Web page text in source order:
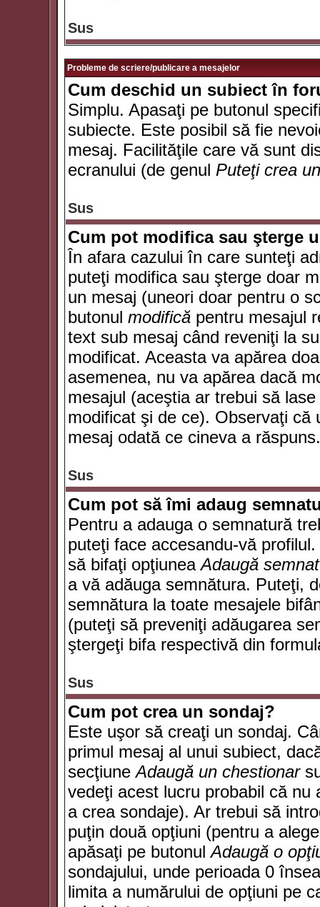
Sus
Probleme de scriere/publicare a mesajelor
Cum deschid un subiect în
Simplu. Apasaţi pe butonul
subiecte. Este posibil să fie
mesaj. Facilităţile care vă sunt
ecranului (de genul Puteţi crea
Sus
Cum pot modifica sau şterge
În afara cazului în care sunteţi
puteţi modifica sau şterge doar
un mesaj (uneori doar pentru o
butonul modifică pentru mesajul
text sub mesaj când reveniţi la
modificat. Aceasta va apărea
asemenea, nu va apărea dacă
mesajul (aceştia ar trebui să
modificat şi de ce). Observaţi că
mesaj odată ce cineva a răspuns.
Sus
Cum pot să îmi adaug
Pentru a adauga o semnatură
puteţi face accesandu-vă
să bifaţi opţiuneaAdaugă
a vă adăuga semnătura. Puteţi,
semnătura la toate mesajele
(puteţi să preveniţi adăugarea
ştergeţi bifa respectivă din
Sus
Cum pot crea un sondaj?
Este uşor să creaţi un sondaj.
primul mesaj al unui subiect,
secţiuneAdaugă un chestionar
vedeţi acest lucru probabil că nu
a crea sondaje). Ar trebui să
puţin două opţiuni (pentru a
apăsaţi pe butonulAdaugă o
sondajului, unde perioada 0
limita a numărului de opţiuni pe